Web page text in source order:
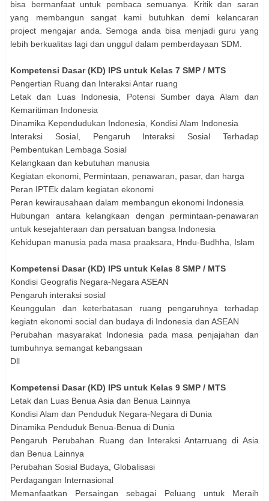
bisa bermanfaat untuk pembaca semuanya. Kritik dan saran
yang membangun sangat kami butuhkan demi kelancaran
project mengajar anda. Semoga anda bisa menjadi guru yang
lebih berkualitas lagi dan unggul dalam pemberdayaan SDM.
Kompetensi Dasar (KD) IPS untuk Kelas 7 SMP / MTS
Pengertian Ruang dan Interaksi Antar ruang
Letak dan Luas Indonesia, Potensi Sumber daya Alam dan
Kemaritiman Indonesia
Dinamika Kependudukan Indonesia, Kondisi Alam Indonesia
Interaksi Sosial, Pengaruh Interaksi Sosial Terhadap
Pembentukan Lembaga Sosial
Kelangkaan dan kebutuhan manusia
Kegiatan ekonomi, Permintaan, penawaran, pasar, dan harga
Peran IPTEk dalam kegiatan ekonomi
Peran kewirausahaan dalam membangun ekonomi Indonesia
Hubungan antara kelangkaan dengan permintaan-penawaran
untuk kesejahteraan dan persatuan bangsa Indonesia
Kehidupan manusia pada masa praaksara, Hndu-Budhha, Islam
Kompetensi Dasar (KD) IPS untuk Kelas 8 SMP / MTS
Kondisi Geografis Negara-Negara ASEAN
Pengaruh interaksi sosial
Keunggulan dan keterbatasan ruang pengaruhnya terhadap
kegiatn ekonomi social dan budaya di Indonesia dan ASEAN
Perubahan masyarakat Indonesia pada masa penjajahan dan
tumbuhnya semangat kebangsaan
Dll
Kompetensi Dasar (KD) IPS untuk Kelas 9 SMP / MTS
Letak dan Luas Benua Asia dan Benua Lainnya
Kondisi Alam dan Penduduk Negara-Negara di Dunia
Dinamika Penduduk Benua-Benua di Dunia
Pengaruh Perubahan Ruang dan Interaksi Antarruang di Asia
dan Benua Lainnya
Perubahan Sosial Budaya, Globalisasi
Perdagangan Internasional
Memanfaatkan Persaingan sebagai Peluang untuk Meraih